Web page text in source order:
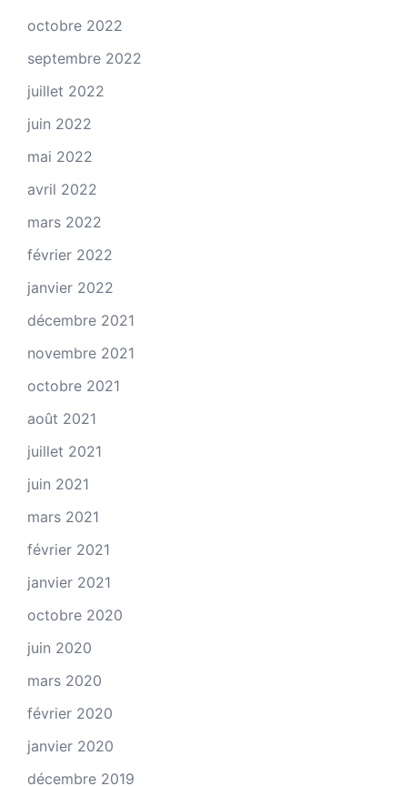
octobre 2022
septembre 2022
juillet 2022
juin 2022
mai 2022
avril 2022
mars 2022
février 2022
janvier 2022
décembre 2021
novembre 2021
octobre 2021
août 2021
juillet 2021
juin 2021
mars 2021
février 2021
janvier 2021
octobre 2020
juin 2020
mars 2020
février 2020
janvier 2020
décembre 2019